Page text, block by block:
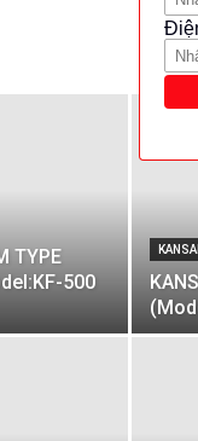
TYPE
500
KANSAI